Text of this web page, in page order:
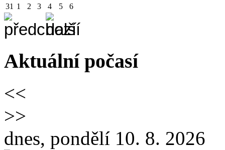
31 1 2 3 4 5 6
Aktuální počasí
<<
>>
dnes, pondělí 10. 8. 2026